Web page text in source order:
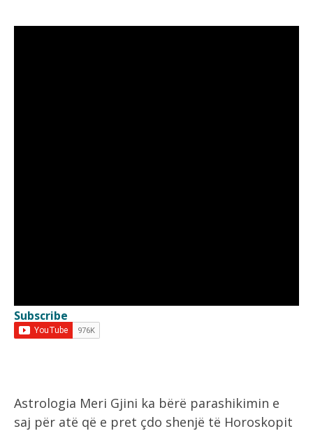
Subscribe
Astrologia Meri Gjini ka bërë parashikimin e
saj për atë që e pret çdo shenjë të Horoskopit